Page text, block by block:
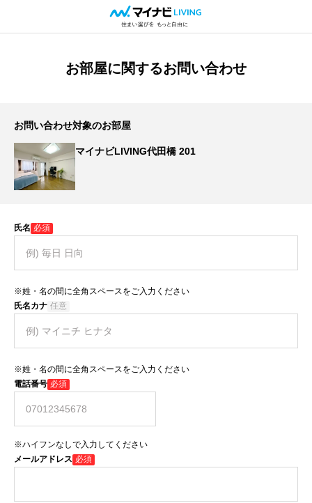
お部屋に関するお問い合わせ
お問い合わせ対象のお部屋
マイナビLIVING代田橋 201
氏名 必須
※姓・名の間に全角スペースをご入力ください
氏名カナ 任意
※姓・名の間に全角スペースをご入力ください
電話番号 必須
※ハイフンなしで入力してください
メールアドレス 必須